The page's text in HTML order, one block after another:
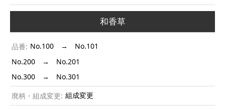
和香草
No.100 → No.101
No.200 → No.201
No.300 → No.301
組成変更